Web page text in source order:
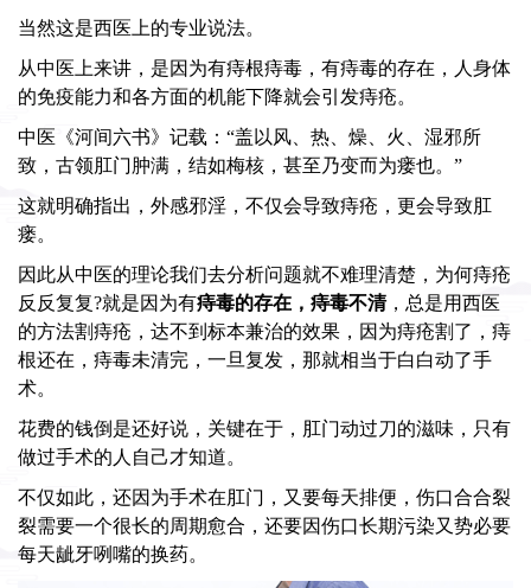
当然这是西医上的专业说法。
从中医上来讲，是因为有痔根痔毒，有痔毒的存在，人身体
的免疫能力和各方面的机能下降就会引发痔疮。
中医《河间六书》记载：“盖以风、热、燥、火、湿邪所
致，古领肛门肿满，结如梅核，甚至乃变而为瘘也。”
这就明确指出，外感邪淫，不仅会导致痔疮，更会导致肛
瘘。
因此从中医的理论我们去分析问题就不难理清楚，为何痔疮
反反复复?就是因为有痔毒的存在，痔毒不清，总是用西医
的方法割痔疮，达不到标本兼治的效果，因为痔疮割了，痔
根还在，痔毒未清完，一旦复发，那就相当于白白动了手
术。
花费的钱倒是还好说，关键在于，肛门动过刀的滋味，只有
做过手术的人自己才知道。
不仅如此，还因为手术在肛门，又要每天排便，伤口合合裂
裂需要一个很长的周期愈合，还要因伤口长期污染又势必要
每天龇牙咧嘴的换药。